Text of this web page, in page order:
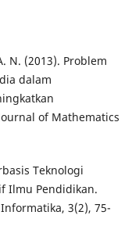
N. (2013). Problem
dalam
of Mathematics
Teknologi
Ilmu Pendidikan.
3(2), 75-